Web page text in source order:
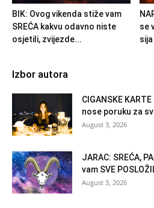
BIK: Ovog vikenda stiže vam
SREĆA kakvu odavno niste
osjetili, zvijezde...
se
Izbor autora
CIGANSKE
nose poruku za
August 3, 2026
JARAC: SREĆA,
vam SVE
August 3, 2026